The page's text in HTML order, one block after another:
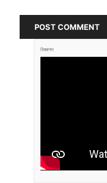
POST COMMENT
বিজ্ঞাপন